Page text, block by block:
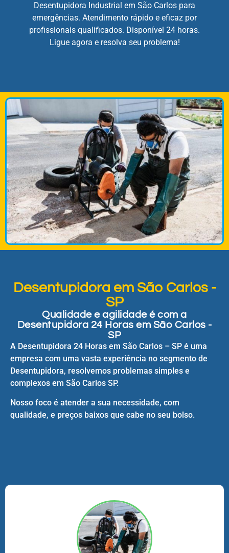
Desentupidora Industrial em São Carlos para
emergências. Atendimento rápido e eficaz por
profissionais qualificados. Disponível 24 horas.
Ligue agora e resolva seu problema!
Desentupidora em São Carlos -
SP
Qualidade e agilidade é com a
Desentupidora 24 Horas em São Carlos -
SP
A Desentupidora 24 Horas em São Carlos – SP é uma
empresa com uma vasta experiência no segmento de
Desentupidora, resolvemos problemas simples e
complexos em São Carlos SP.
Nosso foco é atender a sua necessidade, com
qualidade, e preços baixos que cabe no seu bolso.